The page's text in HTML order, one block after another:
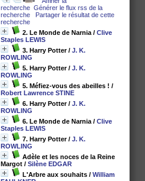
recherche Générer le flux rss de la
recherche
Partager le résultat de cette
recherche
2. Le Monde de Narnia / Clive
Staples LEWIS
3. Harry Potter/ J. K.
ROWLING
5. Harry Potter/ J. K.
ROWLING
5. Méfiez-vous des abeilles ! /
Robert Lawrence STINE
6. Harry Potter/ J. K.
ROWLING
6. Le Monde de Narnia / Clive
Staples LEWIS
7. Harry Potter/ J. K.
ROWLING
Adèle et les noces de la Reine
Margot / Silène EDGAR
L'Arbre aux souhaits / William